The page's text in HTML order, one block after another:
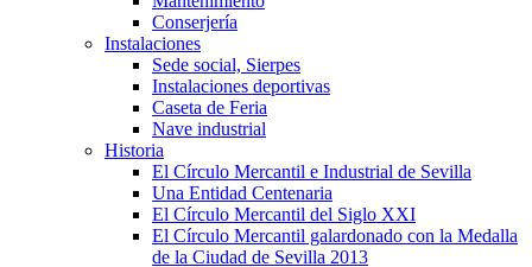
Conserjería
Instalaciones
Sede social, Sierpes
Instalaciones deportivas
Caseta de Feria
Nave industrial
Historia
El Círculo Mercantil e Industrial de Sevilla
Una Entidad Centenaria
El Círculo Mercantil del Siglo XXI
El Círculo Mercantil galardonado con la Medalla
de la Ciudad de Sevilla 2013